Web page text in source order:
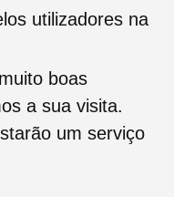
utilizadores na
boas
a sua visita.
um serviço